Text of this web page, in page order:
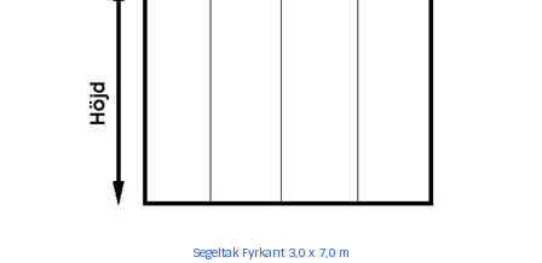
Segeltak Fyrkant 3,0 x 7,0 m